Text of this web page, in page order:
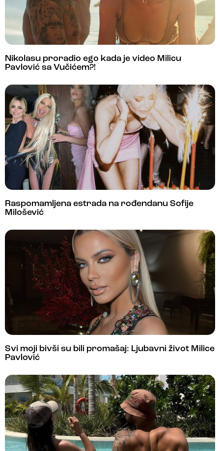
Nikolasu proradio ego kada je video Milicu
Pavlović sa Vučićem?!
Raspomamljena estrada na rođendanu Sofije
Milošević
Svi moji bivši su bili promašaj: Ljubavni život Milice
Pavlović